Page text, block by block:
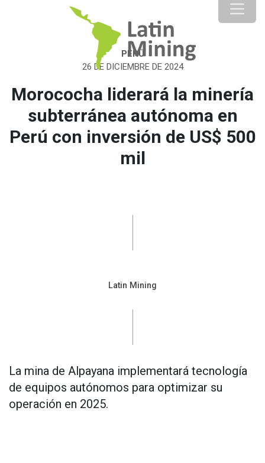
PERÚ
26 DE DICIEMBRE DE 2024
Morococha liderará la minería
subterránea autónoma en
Perú con inversión de US$ 500
mil
Latin Mining
La mina de Alpayana implementará tecnología
de equipos autónomos para optimizar su
operación en 2025.